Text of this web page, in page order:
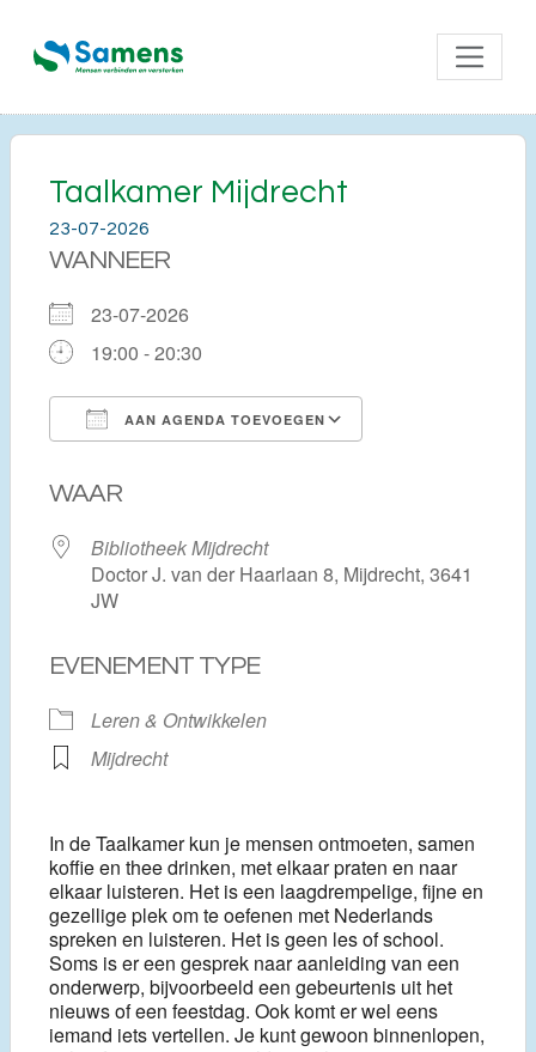
Taalkamer Mijdrecht
23-07-2026
WANNEER
23-07-2026
19:00 - 20:30
AAN AGENDA TOEVOEGEN
WAAR
Bibliotheek Mijdrecht
Doctor J. van der Haarlaan 8, Mijdrecht, 3641
JW
EVENEMENT TYPE
Leren & Ontwikkelen
Mijdrecht
In de Taalkamer kun je mensen ontmoeten, samen
koffie en thee drinken, met elkaar praten en naar
elkaar luisteren. Het is een laagdrempelige, fijne en
gezellige plek om te oefenen met Nederlands
spreken en luisteren. Het is geen les of school.
Soms is er een gesprek naar aanleiding van een
onderwerp, bijvoorbeeld een gebeurtenis uit het
nieuws of een feestdag. Ook komt er wel eens
iemand iets vertellen. Je kunt gewoon binnenlopen,